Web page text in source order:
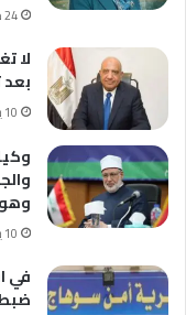
24 مايو، 2026
لا
10 يوليو، 2026
10 يناير، 2026